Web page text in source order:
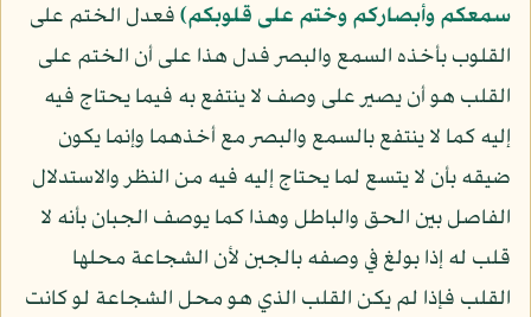
سمعكم وأبصاركم وختم على قلوبكم﴾فعدل الختم على
القلوب بأخذه السمع والبصر فدل هذا على أن الختم على
القلب هو أن يصير على وصف لا ينتفع به فيما يحتاج فيه
إليه كما لا ينتفع بالسمع والبصر مع أخذهما وإنما يكون
ضيقه بأن لا يتسع لما يحتاج إليه فيه من النظر والاستدلال
الفاصل بين الحق والباطل وهذا كما يوصف الجبان بأنه لا
قلب له إذا بولغ في وصفه بالجبن لأن الشجاعة محلها
القلب فإذا لم يكن القلب الذي هو محل الشجاعة لو كانت